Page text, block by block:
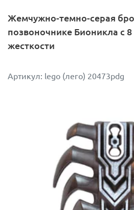
Присутствует в следующем
Жемчужно-темно-серая
позвоночнике Бионикла с
жесткости
Артикул: lego (лего) 20473pdg